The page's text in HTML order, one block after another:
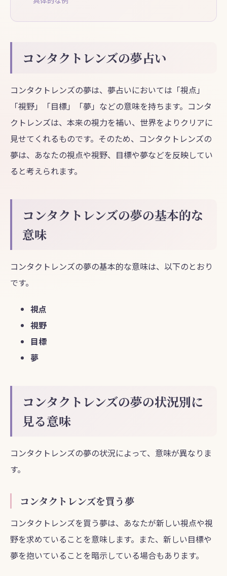
コンタクトレンズの夢占い
コンタクトレンズの夢は、夢占いにおいては「視点」
「視野」「目標」「夢」などの意味を持ちます。コンタ
クトレンズは、本来の視力を補い、世界をよりクリアに
見せてくれるものです。そのため、コンタクトレンズの
夢は、あなたの視点や視野、目標や夢などを反映してい
ると考えられます。
コンタクトレンズの夢の基本的な
意味
コンタクトレンズの夢の基本的な意味は、以下のとおり
です。
視点
視野
目標
夢
コンタクトレンズの夢の状況別に
見る意味
コンタクトレンズの夢の状況によって、意味が異なりま
す。
コンタクトレンズを買う夢
コンタクトレンズを買う夢は、あなたが新しい視点や視
野を求めていることを意味します。また、新しい目標や
夢を抱いていることを暗示している場合もあります。